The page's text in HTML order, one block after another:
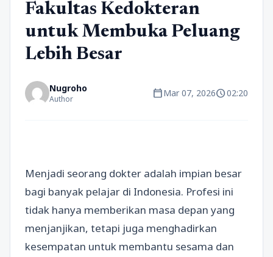
Fakultas Kedokteran
untuk Membuka Peluang
Lebih Besar
Nugroho
Author calendar_todayMar 07, 2026schedule02:20
Menjadi seorang dokter adalah impian besar
bagi banyak pelajar di Indonesia. Profesi ini
tidak hanya memberikan masa depan yang
menjanjikan, tetapi juga menghadirkan
kesempatan untuk membantu sesama dan